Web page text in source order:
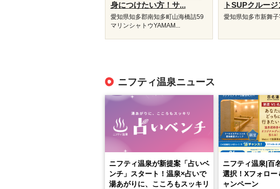
身につけたい方！サ...
愛知県知多郡南知多町山海橋詰59
マリンシャトウYAMAM...
トSUPクルージ
愛知県知多市新舞
ニフティ温泉ニュース
ニフティ温泉が新提案「占いベ
ンチ」スタート！温泉×占いで
湯あがりに、こころもスッキリ
ニフティ温泉|百
選択！Xフォロー
ャンペーン